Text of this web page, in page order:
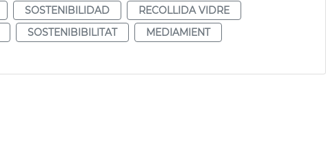
SOSTENIBILIDAD
RECOLLIDA VIDRE
SOSTENIBIBILITAT
MEDIAMIENT